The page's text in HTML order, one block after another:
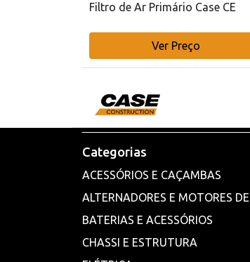
Filtro de Ar Primário Case CE
Ver Preço
Categorias
ACESSÓRIOS E CAÇAMBAS
ALTERNADORES E MOTORES
BATERIAS E ACESSÓRIOS
CHASSI E ESTRUTURA